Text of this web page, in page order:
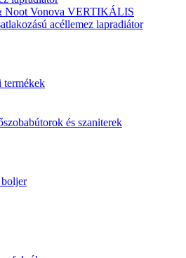
Noot Vonova VERTIKÁLIS
acéllemez lapradiátor
termékek
és szaniterek